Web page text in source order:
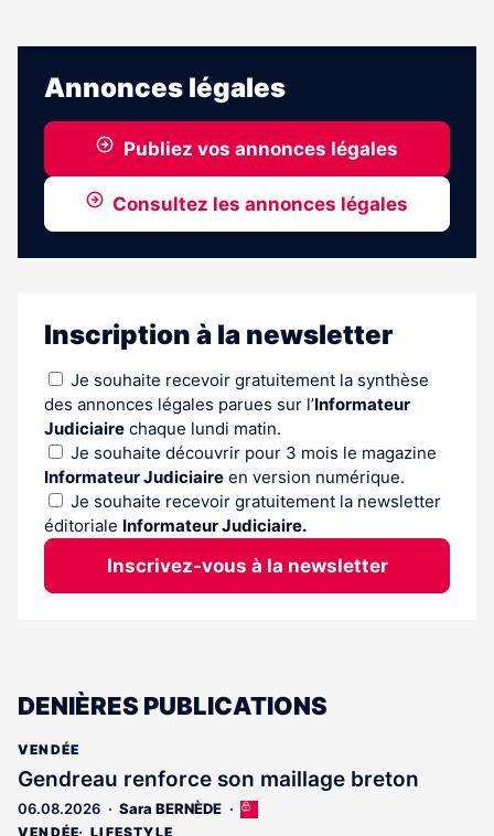
Annonces légales
Publiez vos annonces légales
Consultez les annonces légales
Inscription à la newsletter
Je souhaite recevoir gratuitement la synthèse
des annonces légales parues sur l’Informateur
Judiciaire chaque lundi matin.
Je souhaite découvrir pour 3 mois le magazine
Informateur Judiciaire en version numérique.
Je souhaite recevoir gratuitement la newsletter
éditoriale Informateur Judiciaire.
Inscrivez-vous à la newsletter
DENIÈRES PUBLICATIONS
VENDÉE
Gendreau renforce son maillage breton
06.08.2026 Sara BERNÈDE
Cet
VENDÉE LIFESTYLE